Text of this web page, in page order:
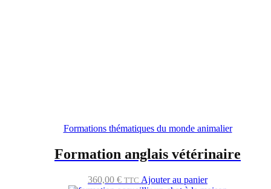
Formations thématiques du monde animalier
Formation anglais vétérinaire
360,00 € TTC Ajouter au panier